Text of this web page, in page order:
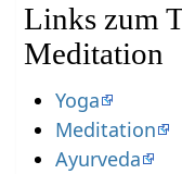
Links zum
Meditation
Yoga
Meditation
Ayurveda